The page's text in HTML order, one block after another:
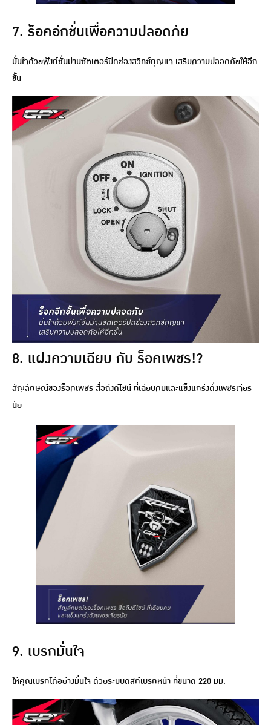
7. ร็อคอีกชั่นเพื่อความปลอดภัย
มั่นใจด้วยฟังก์ชั่นม่านซัตเตอร์ปิดช่องสวิทซ์กุญแจ เสริมความปลอดภัยให้อีก
ขั้น
8. แฝงความเฉียบ กับ ร็อคเพชร!?
สัญลักษณ์ของร็อคเพชร สื่อถึงดีไซน์ ที่เฉียบคมและแข็งแกร่งดั่งเพชรเจียร
นัย
9. เบรกมั่นใจ
ให้คุณเบรกได้อย่างมั่นใจ ด้วยระบบดิสก์เบรกหน้า ที่ขนาด 220 มม.